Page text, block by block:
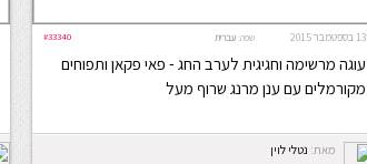
13 בספטמבר 2015 #33340 שפה: עברית
עוגה מרשימה וחגיגית לערב החג - פאי פקאן ותפוחים
מקורמלים עם ענן מרנג שרוף מעל
מאת: נטלי לוין